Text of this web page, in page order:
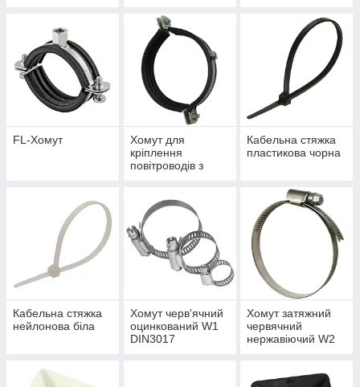
FL-Хомут
Хомут для
кріплення
повітроводів з
Кабельна стяжка
пластикова чорна
Кабельна cтяжка
нейлонова біла
Хомут черв'ячний
оцинкований W1
DIN3017
Хомут затяжний
червячний
нержавіючий W2